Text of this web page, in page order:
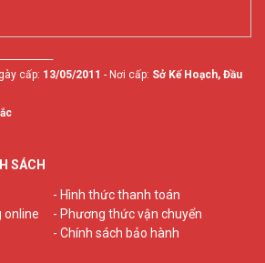
cấp: 13/05/2011 - Nơi cấp: Sở Kế Hoạch, Đầu
SÁCH
- Hình thức thanh toán
online
- Phương thức vận chuyển
- Chính sách bảo hành